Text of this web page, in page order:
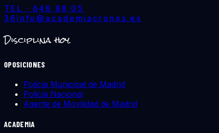
TEL · 646 88 05
36 info@academiacronos.es
Disciplina hoy.
OPOSICIONES
Policía Municipal de Madrid
Policía Nacional
Agente de Movilidad de Madrid
ACADEMIA